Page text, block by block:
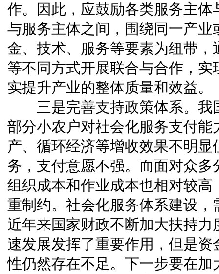
作。因此，应鼓励各类服务主
与服务主体之间，围绕同一产
金、技术、服务等要素为纽带
等不同方式开展联合与合作，
实提升产业的整体质量和效益。
三是完善支持政策体系。
部分小农户对社会化服务支付
产、循环经济等增收效果不明
务，支付意愿不强。而面对众
组织成本和作业成本也相对较
重制约。社会化服务体系建设
近年来国家财政不断加大扶持
速发展发挥了重要作用，但是
性仍然存在不足。下一步要在